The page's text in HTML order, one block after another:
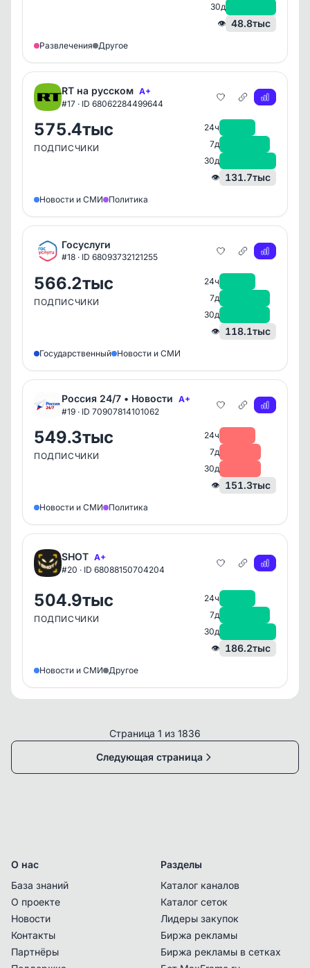
30д
👁 48.8тыс
Развлечения Другое
RT на русском A+
#17 · ID 68062284499644
575.4тыс
ПОДПИСЧИКИ
24ч
7д
30д
👁 131.7тыс
Новости и СМИ Политика
Госуслуги
#18 · ID 68093732121255
566.2тыс
ПОДПИСЧИКИ
24ч
7д
30д
👁 118.1тыс
Государственный Новости и СМИ
Россия 24/7 • Новости A+
#19 · ID 70907814101062
549.3тыс
ПОДПИСЧИКИ
24ч
7д
30д
👁 151.3тыс
Новости и СМИ Политика
SHOT A+
#20 · ID 68088150704204
504.9тыс
ПОДПИСЧИКИ
24ч
7д
30д
👁 186.2тыс
Новости и СМИ Другое
Страница 1 из 1836
Следующая страница
О нас
База знаний
О проекте
Новости
Контакты
Партнёры
Разделы
Каталог каналов
Каталог сеток
Лидеры закупок
Биржа рекламы
Биржа рекламы в сетках